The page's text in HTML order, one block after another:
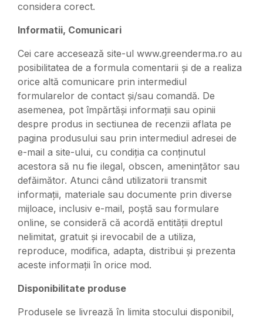
considera corect.
Informatii, Comunicari
Cei care accesează site-ul www.greenderma.ro au
posibilitatea de a formula comentarii și de a realiza
orice altă comunicare prin intermediul
formularelor de contact și/sau comandă. De
asemenea, pot împărtăși informații sau opinii
despre produs in sectiunea de recenzii aflata pe
pagina produsului sau prin intermediul adresei de
e-mail a site-ului, cu condiția ca conținutul
acestora să nu fie ilegal, obscen, amenințător sau
defăimător. Atunci când utilizatorii transmit
informații, materiale sau documente prin diverse
mijloace, inclusiv e-mail, poștă sau formulare
online, se consideră că acordă entității dreptul
nelimitat, gratuit și irevocabil de a utiliza,
reproduce, modifica, adapta, distribui și prezenta
aceste informații în orice mod.
Disponibilitate produse
Produsele se livrează în limita stocului disponibil,